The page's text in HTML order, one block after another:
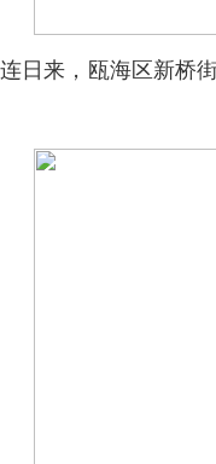
来，瓯海区新桥街